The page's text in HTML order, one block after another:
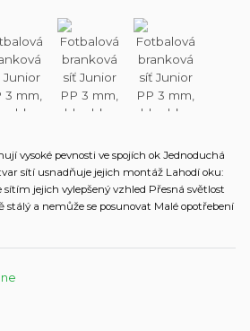
vysoké pevnosti ve spojích ok Jednoduchá
sítí usnadňuje jejich montáž Lahodí oku:
jejich vylepšený vzhled Přesná světlost
stálý a nemůže se posunovat Malé opotřebení